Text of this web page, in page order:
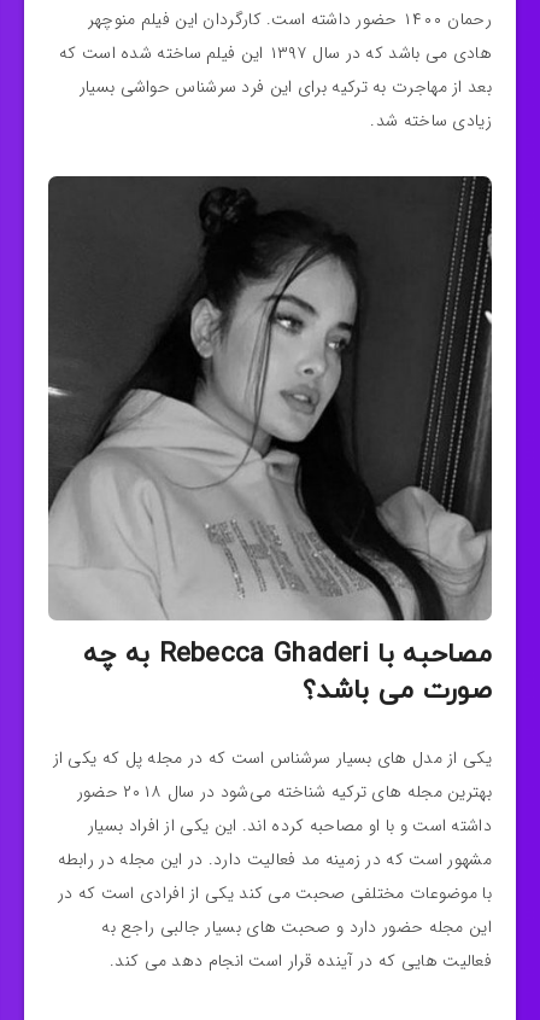
رحمان ۱۴۰۰ حضور داشته است. کارگردان این فیلم منوچهر
هادی می‌ باشد که در سال ۱۳۹۷ این فیلم ساخته شده است که
بعد از مهاجرت به ترکیه برای این فرد سرشناس حواشی بسیار
زیادی ساخته شد.
مصاحبه با Rebecca Ghaderi به چه
صورت می باشد؟
یکی از مدل های بسیار سرشناس است که در مجله پل که یکی از
بهترین مجله های ترکیه شناخته می‌شود در سال ۲۰۱۸ حضور
داشته است و با او مصاحبه کرده اند. این یکی از افراد بسیار
مشهور است که در زمینه مد فعالیت دارد. در این مجله در رابطه
با موضوعات مختلفی صحبت می‌ کند یکی از افرادی است که در
این مجله حضور دارد و صحبت‌ های بسیار جالبی راجع به
فعالیت هایی که در آینده قرار است انجام دهد می کند.